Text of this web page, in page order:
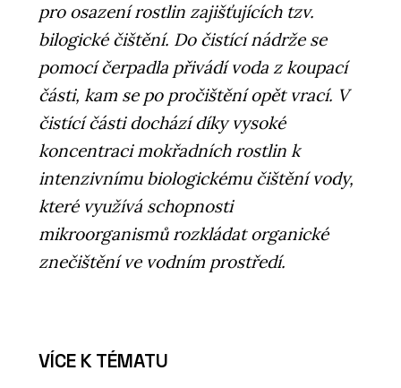
pro osazení rostlin zajišťujících tzv.
bilogické čištění. Do čistící nádrže se
pomocí čerpadla přivádí voda z koupací
části, kam se po pročištění opět vrací. V
čistící části dochází díky vysoké
koncentraci mokřadních rostlin k
intenzivnímu biologickému čištění vody,
které využívá schopnosti
mikroorganismů rozkládat organické
znečištění ve vodním prostředí.
VÍCE K TÉMATU